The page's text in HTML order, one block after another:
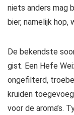
niets anders mag
bier, namelijk hop,
De bekendste
gist. Een Hefe
ongefilterd,
kruiden
voor de aroma’s.